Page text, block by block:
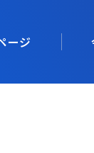
ージ